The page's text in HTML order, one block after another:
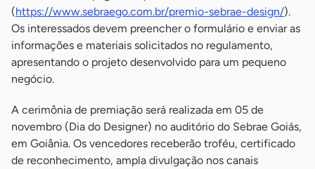
(https://www.sebraego.com.br/premio-sebrae-design/).
Os interessados devem preencher o formulário e enviar as
informações e materiais solicitados no regulamento,
apresentando o projeto desenvolvido para um pequeno
negócio.
A cerimônia de premiação será realizada em 05 de
novembro (Dia do Designer) no auditório do Sebrae Goiás,
em Goiânia. Os vencedores receberão troféu, certificado
de reconhecimento, ampla divulgação nos canais